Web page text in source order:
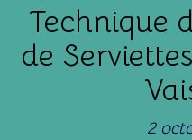
Technique
de
2